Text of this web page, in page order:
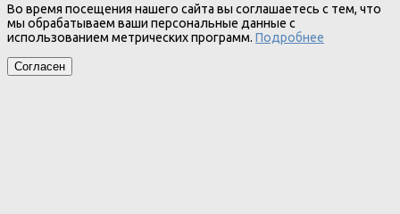
Во время посещения нашего сайта вы соглашаетесь с тем, что
мы обрабатываем ваши персональные данные с
использованием метрических программ. Подробнее
Согласен